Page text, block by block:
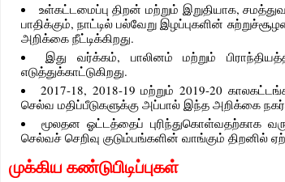
உள்கட்டமைப்பு திறன் மற்றும் இறுதியாக,
பாதிக்கும், நாட்டில் பல்வேறு இழப்புகளின்
அறிக்கை நீட்டிக்கிறது.
இது வர்க்கம், பாலினம் மற்றும்
எடுத்துக்காட்டுகிறது.
2017-18, 2018-19 மற்றும் 2019-20
செல்வ மதிப்பீடுகளுக்கு அப்பால் இந்த அறிக்கை
மூலதன ஓட்டத்தைப் புரிந்துகொள்வதற்காக
செல்வச் செறிவு குடும்பங்களின் வாங்கும் திறனில்
முக்கிய கண்டுபிடிப்புகள்